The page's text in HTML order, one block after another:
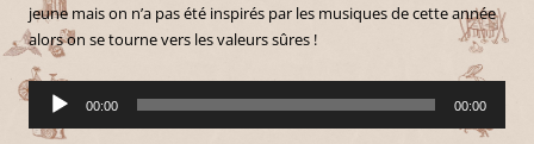
jeune mais on n’a pas été inspirés par les musiques de cette année
alors on se tourne vers les valeurs sûres !
Lecteur
audio
00:00 00:00